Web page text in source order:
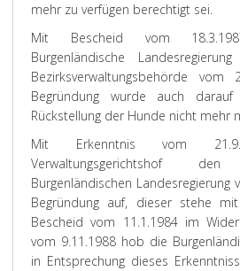
mehr zu verfügen berechtigt sei.
Mit Bescheid vom
Burgenländische
Bezirksverwaltungsbehörde vom
Begründung wurde auch
Rückstellung der Hunde nicht mehr
Mit Erkenntnis vom
Verwaltungsgerichtshof
Burgenländischen
Begründung auf, dieser stehe
Bescheid vom 11.1.1984 im
vom 9.11.1988 hob die
in Entsprechung dieses